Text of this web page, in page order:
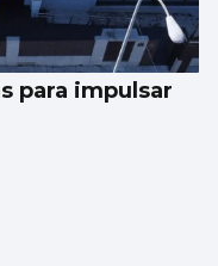
para impulsar